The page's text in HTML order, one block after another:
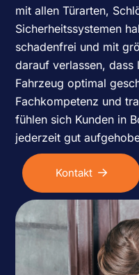
mit allen Türarten,
Sicherheitssystemen
schadenfrei und mit
darauf verlassen, dass
Fahrzeug optimal
Fachkompetenz und
fühlen sich Kunden in
jederzeit gut
Kontakt